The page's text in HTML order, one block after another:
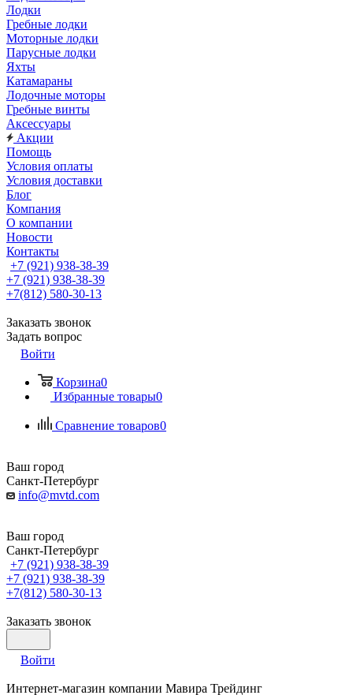
Лодки
Гребные лодки
Моторные лодки
Парусные лодки
Яхты
Катамараны
Лодочные моторы
Гребные винты
Аксессуары
Акции
Помощь
Условия оплаты
Условия доставки
Блог
Компания
О компании
Новости
Контакты
+7 (921) 938-38-39
+7 (921) 938-38-39
+7(812) 580-30-13
Заказать звонок
Задать вопрос
Войти
Корзина0
Избранные товары0
Сравнение товаров0
Ваш город
Санкт-Петербург
info@mvtd.com
Ваш город
Санкт-Петербург
+7 (921) 938-38-39
+7 (921) 938-38-39
+7(812) 580-30-13
Заказать звонок
Войти
Интернет-магазин компании Мавира Трейдинг